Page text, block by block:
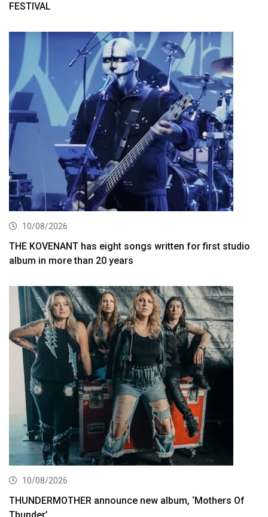
FESTIVAL
10/08/2026
THE KOVENANT has eight songs written for first studio
album in more than 20 years
10/08/2026
THUNDERMOTHER announce new album, ‘Mothers Of